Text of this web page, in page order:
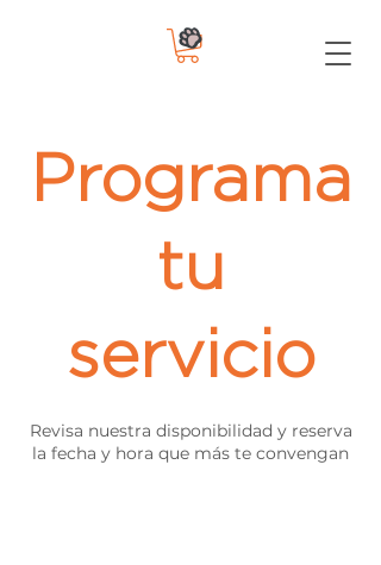
Programa
tu
servicio
Revisa nuestra disponibilidad y reserva
la fecha y hora que más te convengan